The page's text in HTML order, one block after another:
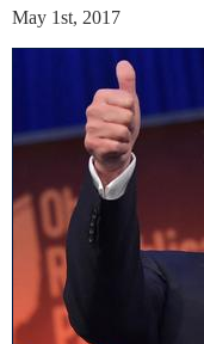
May 1st, 2017